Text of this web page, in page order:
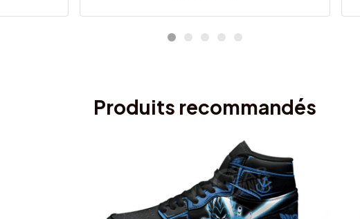
Produits recommandés